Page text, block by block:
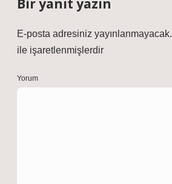
Bir yanıt yazın
E-posta adresiniz yayınlanmayacak.
ile işaretlenmişlerdir
Yorum